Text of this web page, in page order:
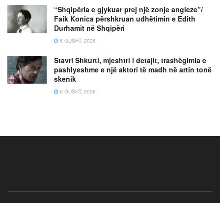
“Shqipëria e gjykuar prej një zonje angleze”/
Faik Konica përshkruan udhëtimin e Edith
Durhamit në Shqipëri
6 GUSHT, 2026
Stavri Shkurti, mjeshtri i detajit, trashëgimia e
pashlyeshme e një aktori të madh në artin tonë
skenik
6 GUSHT, 2026